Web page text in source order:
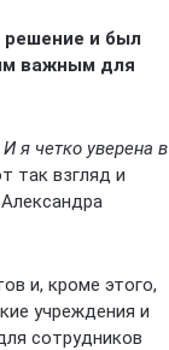
решение и был
важным для
я четко уверена в
так взгляд и
и, кроме этого,
учреждения и
сотрудников